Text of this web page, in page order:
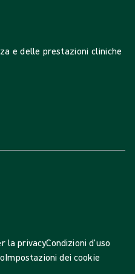
e delle prestazioni cliniche
la privacyCondizioni d'uso
Impostazioni dei cookie